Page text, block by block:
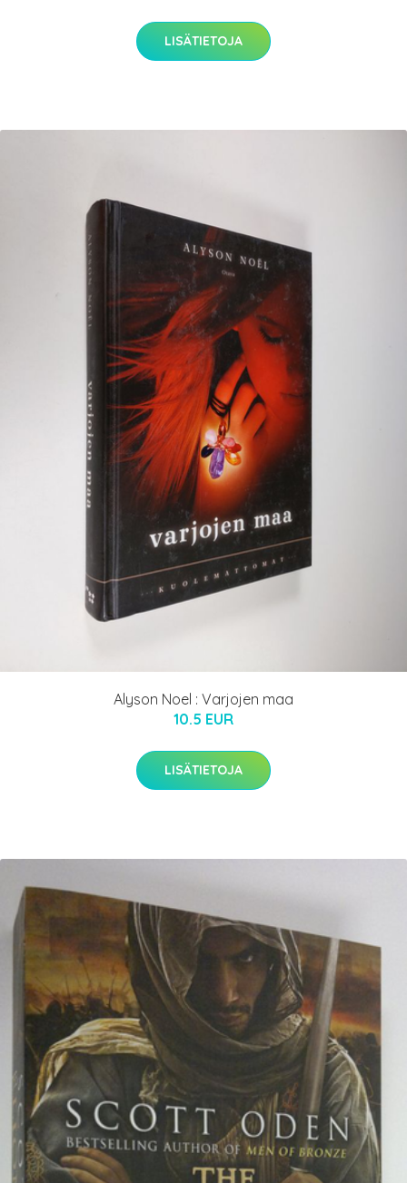
LISÄTIETOJA
Alyson Noel : Varjojen maa
10.5 EUR
LISÄTIETOJA